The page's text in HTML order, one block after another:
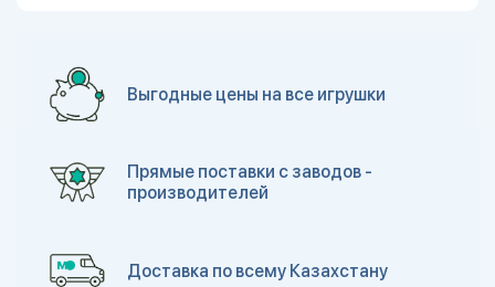
Выгодные цены на все игрушки
Прямые поставки с заводов -
производителей
Доставка по всему Казахстану